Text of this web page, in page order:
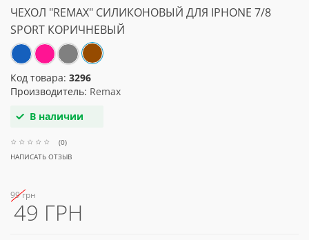
ЧЕХОЛ "REMAX" СИЛИКОНОВЫЙ ДЛЯ IPHONE 7/8
SPORT КОРИЧНЕВЫЙ
Код товара: 3296
Производитель: Remax
В наличии
(0)
НАПИСАТЬ ОТЗЫВ
99 грн
49 ГРН